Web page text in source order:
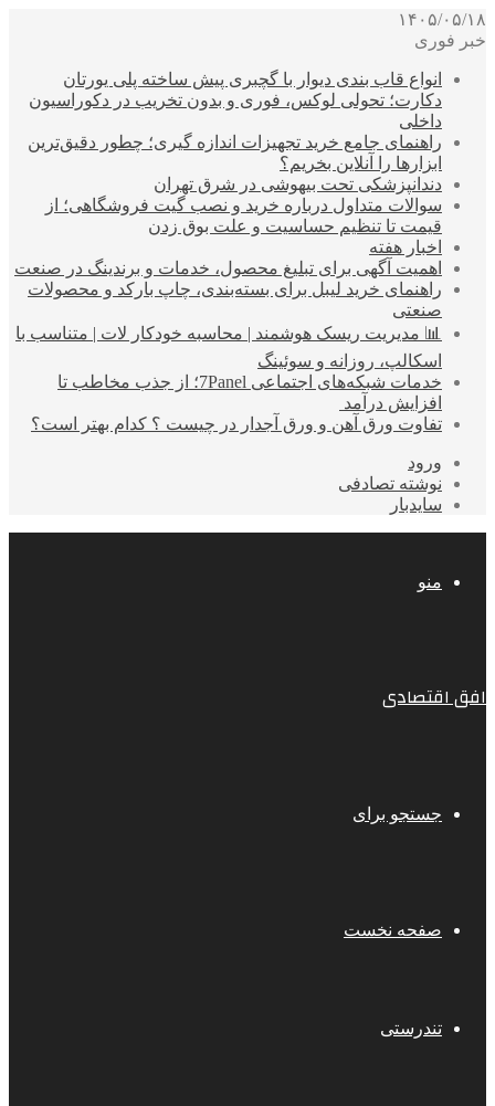
۱۴۰۵/۰۵/۱۸
خبر فوری
انواع قاب بندی دیوار با گچبری پیش ساخته پلی یورتان
دکارت؛ تحولی لوکس، فوری و بدون تخریب در دکوراسیون
داخلی
راهنمای جامع خرید تجهیزات اندازه گیری؛ چطور دقیق‌ترین
ابزارها را آنلاین بخریم؟
دندانپزشکی تحت بیهوشی در شرق تهران
سوالات متداول درباره خرید و نصب گیت فروشگاهی؛ از
قیمت تا تنظیم حساسیت و علت بوق زدن
اخبار هفته
اهمیت آگهی برای تبلیغ محصول، خدمات و برندینگ در صنعت
راهنمای خرید لیبل برای بسته‌بندی، چاپ بارکد و محصولات
صنعتی
📊 مدیریت ریسک هوشمند | محاسبه خودکار لات | متناسب با
اسکالپ، روزانه و سوئینگ
خدمات شبکه‌های اجتماعی 7Panel؛ از جذب مخاطب تا
افزایش درآمد
تفاوت ورق آهن و ورق آجدار در چیست ؟ کدام بهتر است؟
ورود
نوشته تصادفی
سایدبار
منو
افق اقتصادی
جستجو برای
صفحه نخست
تندرستی